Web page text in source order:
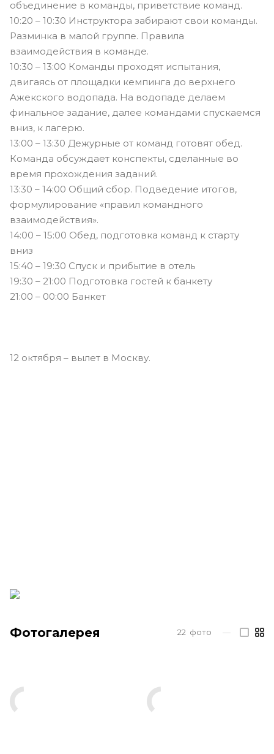
объединение в команды, приветствие команд.
10:20 – 10:30 Инструктора забирают свои команды.
Разминка в малой группе. Правила
взаимодействия в команде.
10:30 – 13:00 Команды проходят испытания,
двигаясь от площадки кемпинга до верхнего
Ажекского водопада. На водопаде делаем
финальное задание, далее командами спускаемся
вниз, к лагерю.
13:00 – 13:30 Дежурные от команд готовят обед.
Команда обсуждает конспекты, сделанные во
время прохождения заданий.
13:30 – 14:00 Общий сбор. Подведение итогов,
формулирование «правил командного
взаимодействия».
14:00 – 15:00 Обед, подготовка команд к старту
вниз
15:40 – 19:30 Спуск и прибытие в отель
19:30 – 21:00 Подготовка гостей к банкету
21:00 – 00:00 Банкет
12 октября – вылет в Москву.
Фотогалерея 22 фото —